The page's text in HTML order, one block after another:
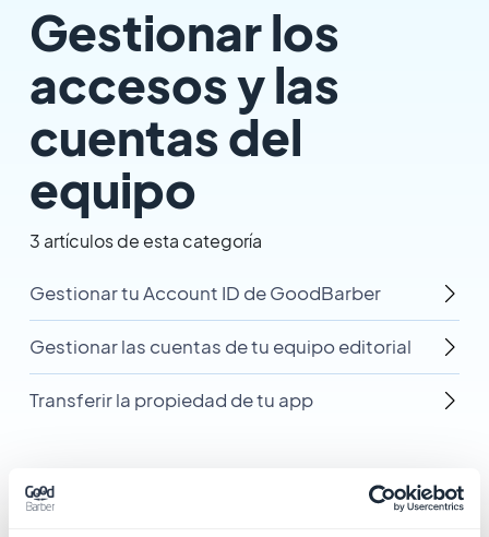
Gestionar los
accesos y las
cuentas del
equipo
3 artículos de esta categoría
Gestionar tu Account ID de GoodBarber
Gestionar las cuentas de tu equipo editorial
Transferir la propiedad de tu app